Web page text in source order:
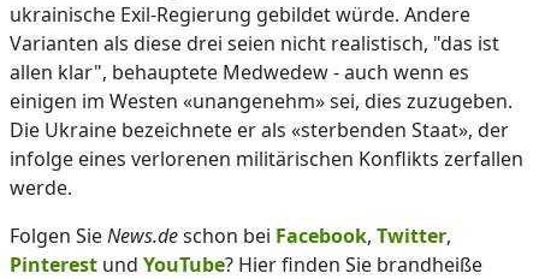
ukrainische Exil-Regierung gebildet würde. Andere
Varianten als diese drei seien nicht realistisch, "das ist
allen klar", behauptete Medwedew - auch wenn es
einigen im Westen «unangenehm» sei, dies zuzugeben.
Die Ukraine bezeichnete er als «sterbenden Staat», der
infolge eines verlorenen militärischen Konflikts zerfallen
werde.
Folgen SieNews.deschon bei Facebook, Twitter,
Pinterest und YouTube? Hier finden Sie brandheiße